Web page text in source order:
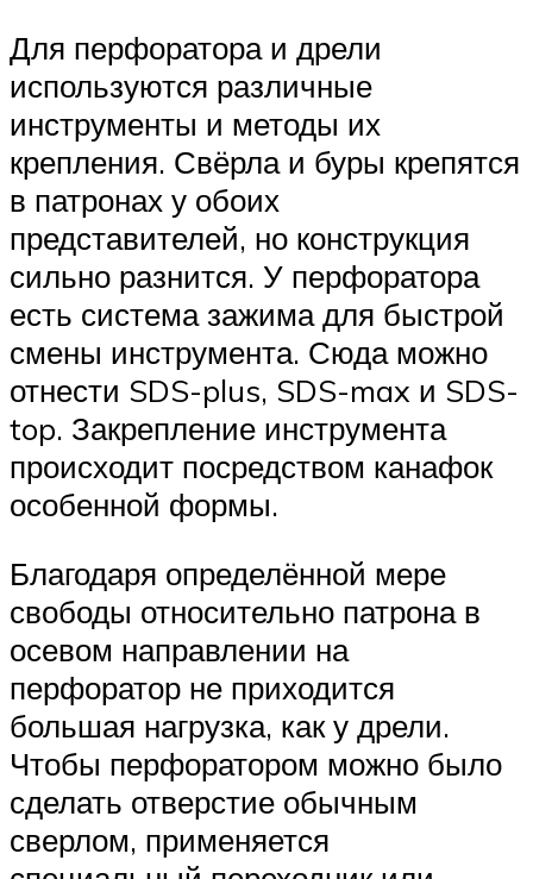
Для перфоратора и дрели
используются различные
инструменты и методы их
крепления. Свёрла и буры крепятся
в патронах у обоих
представителей, но конструкция
сильно разнится. У перфоратора
есть система зажима для быстрой
смены инструмента. Сюда можно
отнести SDS-plus, SDS-max и SDS-
top. Закрепление инструмента
происходит посредством канафок
особенной формы.
Благодаря определённой мере
свободы относительно патрона в
осевом направлении на
перфоратор не приходится
большая нагрузка, как у дрели.
Чтобы перфоратором можно было
сделать отверстие обычным
сверлом, применяется